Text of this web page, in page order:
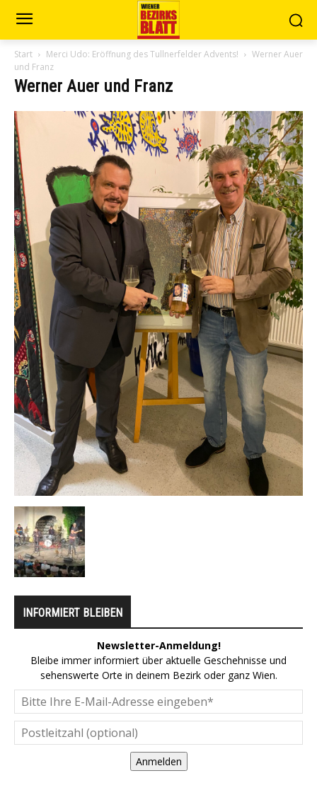
Start Merci Udo: Eröffnung des Tullnerfelder Advents!
Werner Auer
und Franz
Werner Auer und Franz
INFORMIERT BLEIBEN
Newsletter-Anmeldung!
Bleibe immer informiert über aktuelle Geschehnisse und
sehenswerte Orte in deinem Bezirk oder ganz Wien.
Anmelden